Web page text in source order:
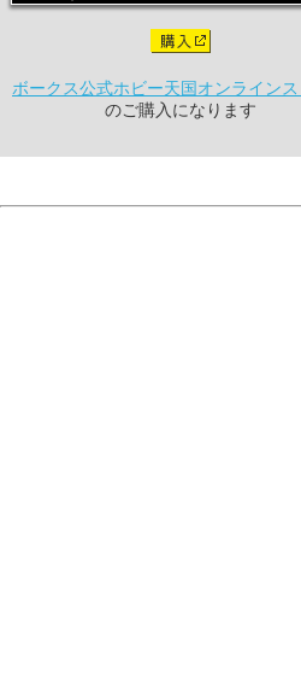
ボークス公式ホビー天国オンライン
のご購入になります